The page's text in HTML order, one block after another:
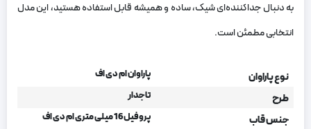
به دنبال جداکننده‌ای شیک، ساده و همیشه قابل استفاده هستید، این مدل
انتخابی مطمئن است.
نوع پاراوان پاراوان ام دی اف
طرح تاجدار
جنس قاب پروفیل 16 میلی متری ام دی اف